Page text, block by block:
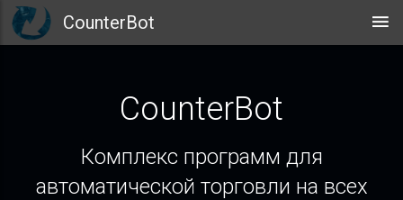
CounterBot
CounterBot
Комплекс программ для
автоматической торговли на всех